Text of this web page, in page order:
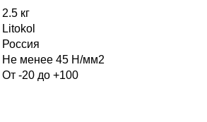
2.5 кг
Litokol
Россия
Не менее 45 Н/мм2
От -20 до +100